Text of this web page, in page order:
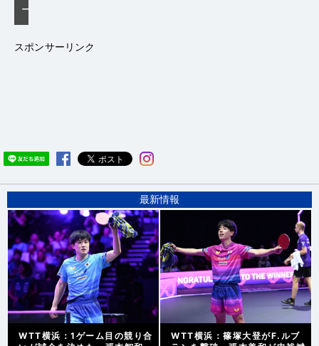
ー
スポンサーリンク
最新情報
WTT横浜：1ゲーム目の競り合
WTT横浜：篠塚大登がF.ルブ